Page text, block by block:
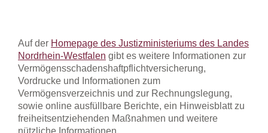
Auf der Homepage des Justizministeriums des Landes
Nordrhein-Westfalen gibt es weitere Informationen zur
Vermögensschadenshaftpflichtversicherung,
Vordrucke und Informationen zum
Vermögensverzeichnis und zur Rechnungslegung,
sowie online ausfüllbare Berichte, ein Hinweisblatt zu
freiheitsentziehenden Maßnahmen und weitere